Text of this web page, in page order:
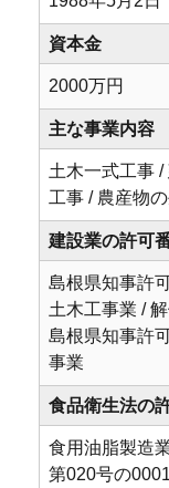
資本金
2000万円
主な事業内容
土木一式工事
工事 / 農産物
建設業の許可
島根県知事許
土木工事業 /
島根県知事許
事業
食品衛生法の
食用油脂製造
第020号の0001